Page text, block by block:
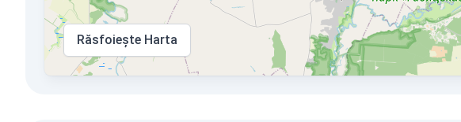
Răsfoiește Harta